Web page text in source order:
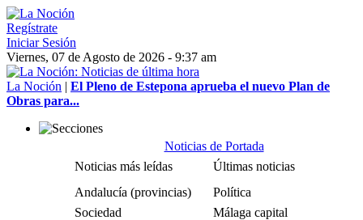
Regístrate
Iniciar Sesión
Viernes, 07 de Agosto de 2026 - 9:37 am
La Noción | El Pleno de Estepona aprueba el nuevo Plan de
Obras para...
Noticias de Portada
Noticias más leídas
Últimas noticias
Andalucía (provincias)
Política
Sociedad
Málaga capital